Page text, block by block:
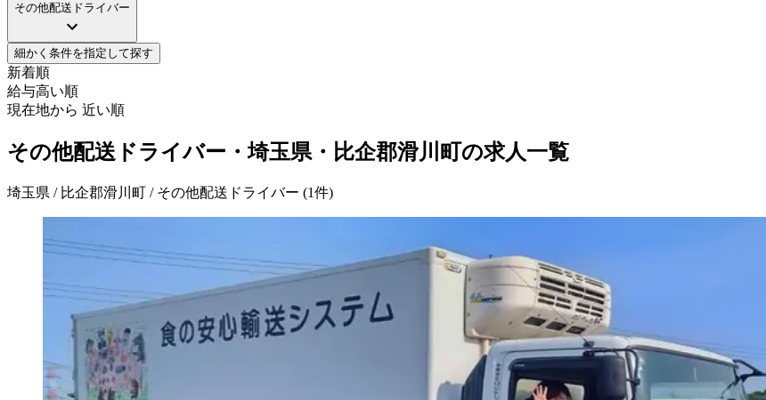
その他配送ドライバー
細かく条件を指定して探す
新着順
給与高い順
現在地から 近い順
その他配送ドライバー・埼玉県・比企郡滑川町の求人一覧
埼玉県 / 比企郡滑川町 / その他配送ドライバー (1件)